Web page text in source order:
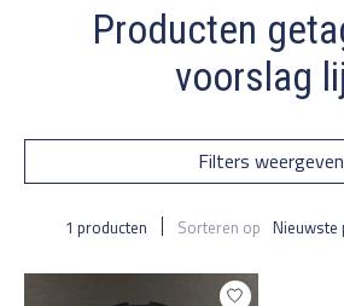
Producten
voorslag
Filters weergeven
1 producten Sorteren op Nieuwste